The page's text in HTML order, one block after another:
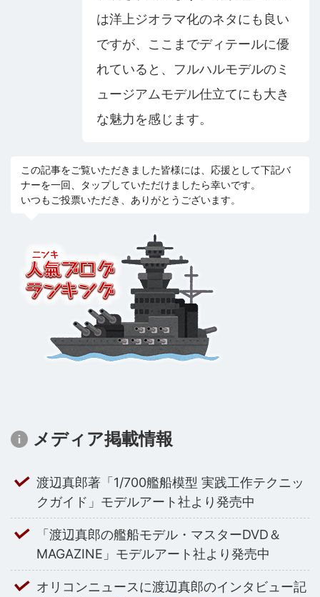
は洋上ジオラマ化のネタにも良い
ですが、ここまでディテールに優
れていると、フルハルモデルのミ
ュージアムモデル仕立てにも大き
な魅力を感じます。
この記事をご覧いただきました皆様には、応援として下記バ
ナーを一回、タップしていただけましたら幸いです。
いつもご投票いただき、ありがとうございます。
メディア掲載情報
渡辺真郎著「1/700艦船模型 実践工作テクニッ
クガイド」モデルアート社より発売中
「渡辺真郎の艦船モデル・マスターDVD＆
MAGAZINE」モデルアート社より発売中
オリコンニュースに渡辺真郎のインタビュー記